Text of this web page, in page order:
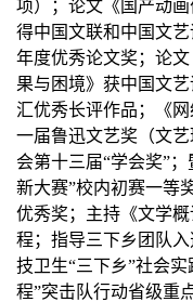
项）；论文《国产动
得中国文联和中国文
年度优秀论文奖； 论
果与困境》获中国文
汇优秀长评作品 ； 《
一届鲁迅文艺奖（文
会第十三届“学会奖”
新大赛”校内初赛一等
优秀奖；主持《文学
程；指导三下乡团队
技卫生“三下乡”社会
程”突击队行动省级重